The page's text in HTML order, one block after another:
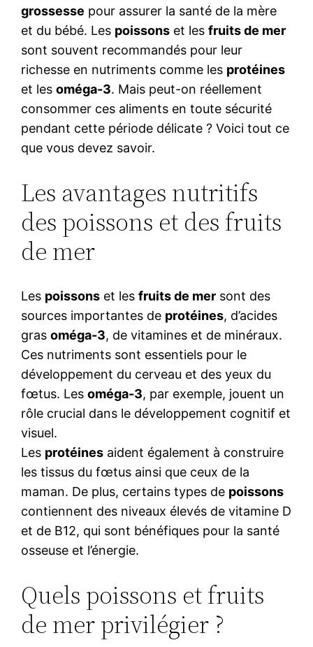
grossesse pour assurer la santé de la mère
et du bébé. Les poissons et lesfruits de mer
sont souvent recommandés pour leur
richesse en nutriments comme les protéines
et lesoméga-3. Mais peut-on réellement
consommer ces aliments en toute sécurité
pendant cette période délicate ? Voici tout ce
que vous devez savoir.
Les avantages nutritifs
des poissons et des fruits
de mer
Les poissons et lesfruits de mer sont des
sources importantes de protéines, d’acides
grasoméga-3, de vitamines et de minéraux.
Ces nutriments sont essentiels pour le
développement du cerveau et des yeux du
fœtus. Lesoméga-3, par exemple, jouent un
rôle crucial dans le développement cognitif et
visuel.
Les protéines aident également à construire
les tissus du fœtus ainsi que ceux de la
maman. De plus, certains types de poissons
contiennent des niveaux élevés de vitamine D
et de B12, qui sont bénéfiques pour la santé
osseuse et l’énergie.
Quels poissons et fruits
de mer privilégier ?